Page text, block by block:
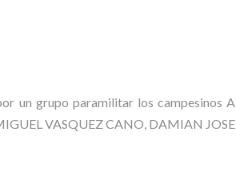
un grupo paramilitar los campesinos
VASQUEZ CANO, DAMIAN